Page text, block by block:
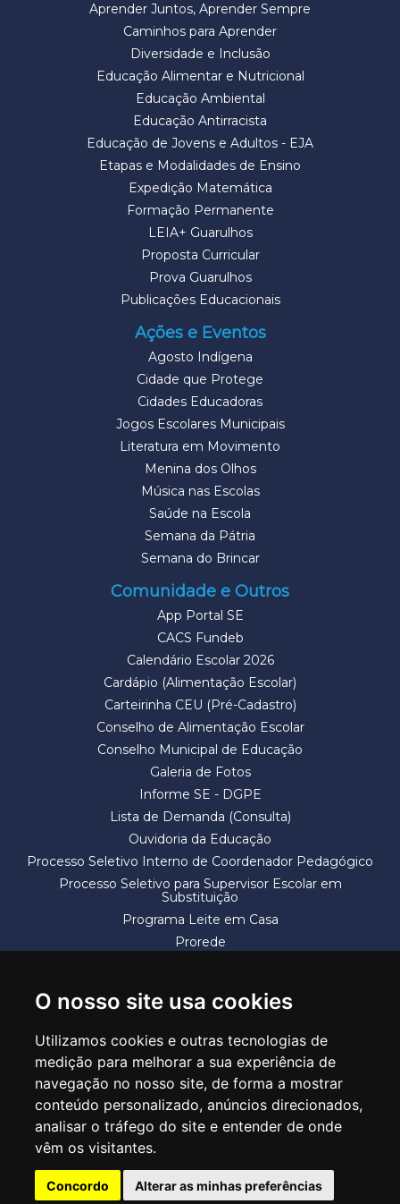
O nosso site usa cookies
Utilizamos cookies e outras tecnologias de
medição para melhorar a sua experiência de
navegação no nosso site, de forma a mostrar
conteúdo personalizado, anúncios direcionados,
analisar o tráfego do site e entender de onde
vêm os visitantes.
Concordo Alterar as minhas preferências
Aprender Juntos, Aprender Sempre
Caminhos para Aprender
Diversidade e Inclusão
Educação Alimentar e Nutricional
Educação Ambiental
Educação Antirracista
Educação de Jovens e Adultos - EJA
Etapas e Modalidades de Ensino
Expedição Matemática
Formação Permanente
LEIA+ Guarulhos
Proposta Curricular
Prova Guarulhos
Publicações Educacionais
Ações e Eventos
Agosto Indígena
Cidade que Protege
Cidades Educadoras
Jogos Escolares Municipais
Literatura em Movimento
Menina dos Olhos
Música nas Escolas
Saúde na Escola
Semana da Pátria
Semana do Brincar
Comunidade e Outros
App Portal SE
CACS Fundeb
Calendário Escolar 2026
Cardápio (Alimentação Escolar)
Carteirinha CEU (Pré-Cadastro)
Conselho de Alimentação Escolar
Conselho Municipal de Educação
Galeria de Fotos
Informe SE - DGPE
Lista de Demanda (Consulta)
Ouvidoria da Educação
Processo Seletivo Interno de Coordenador Pedagógico
Processo Seletivo para Supervisor Escolar em
Substituição
Programa Leite em Casa
Prorede
SECRETARIA DE EDUCAÇÃO
Rua Claudino Barbosa, 313 - Macedo - Guarulhos/SP CEP 07113-040
Central de Atendimento: *55 11 2475-7300